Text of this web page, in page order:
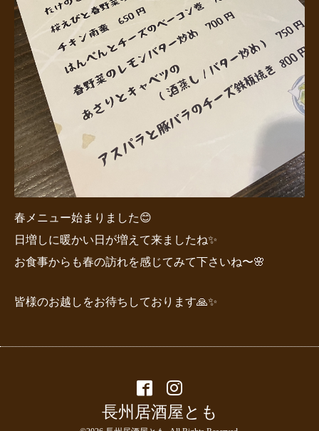
春メニュー始まりました😊
日増しに暖かい日が増えて来ましたね✨
お食事からも春の訪れを感じてみて下さいね〜🌸
皆様のお越しをお待ちしております🙏✨
長州居酒屋とも